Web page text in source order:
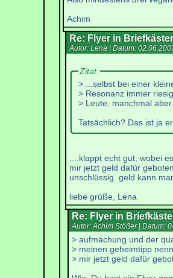
Achim
Re: Flyer in
Autor: Lena | Datum:
Zitat:
> ...selbst bei einer
> Resonanz immer
> Leute, manchmal
Tatsächlich? Das ist ja
....klappt echt gut, wobei
mir jetzt geld dafür
unschlüssig. geld kann
liebe grüße, Lena
Re: Flyer in
Autor: Achim Stößer | Datum:
> aufmachung und der
> meinen geheimtipp
> mir jetzt geld dafür